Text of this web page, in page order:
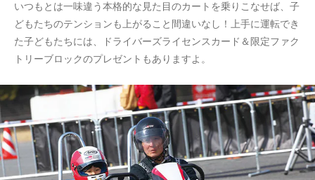
いつもとは一味違う本格的な見た目のカートを乗りこなせば、子
どもたちのテンションも上がること間違いなし！上手に運転でき
た子どもたちには、ドライバーズライセンスカード＆限定ファク
トリーブロックのプレゼントもありますよ。